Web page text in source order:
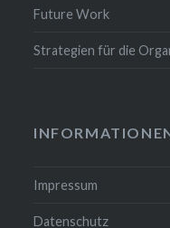
Future Work
Strategien für die
Impressum
Datenschutz